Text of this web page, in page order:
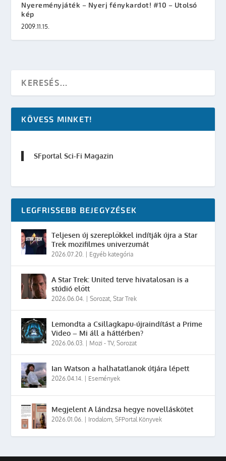
Nyereményjáték – Nyerj fénykardot! #10 – Utolsó
kép
2009.11.15.
KÖVESS MINKET!
SFportal Sci-Fi Magazin
LEGFRISSEBB BEJEGYZÉSEK
Teljesen új szereplőkkel indítják újra a Star
Trek mozifilmes univerzumát
2026.07.20. Egyéb kategória
A Star Trek: United terve hivatalosan is a
stúdió előtt
2026.06.04. |Sorozat,Star Trek
Lemondta a Csillagkapu-újraindítást a Prime
Video – Mi áll a háttérben?
2026.06.03. Mozi - TV,Sorozat
Ian Watson a halhatatlanok útjára lépett
2026.04.14. Események
Megjelent A lándzsa hegye novelláskötet
2026.01.06. Irodalom,SFPortal Könyvek